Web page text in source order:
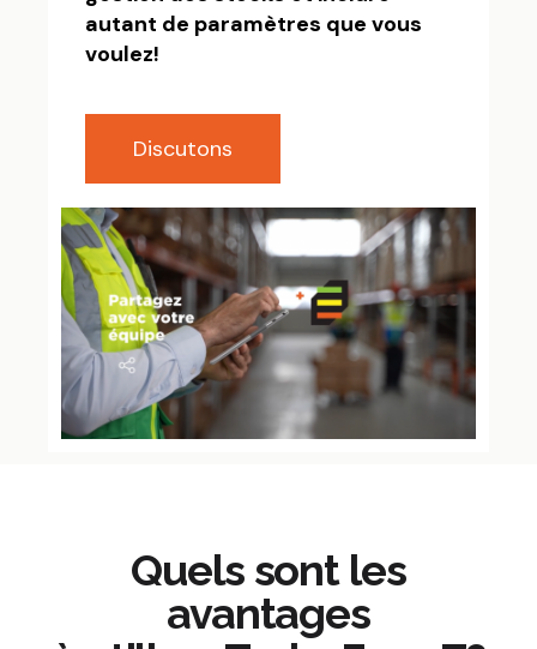
autant de paramètres que vous
voulez!
Discutons
Quels sont les
avantages